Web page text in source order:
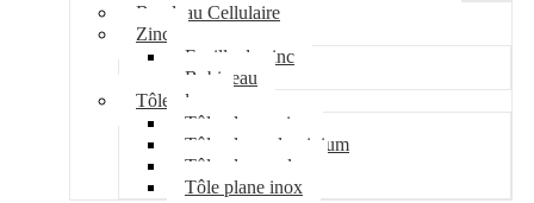
Bandeau Cellulaire
Zinc
Feuille de zinc
Bobineau
Tôle plane
Tôle plane acier
Tôle plane aluminium
Tôle plane galva
Tôle plane inox